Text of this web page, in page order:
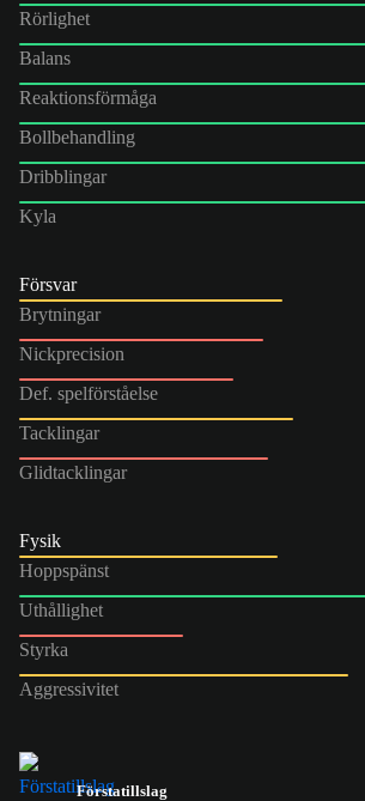
Rörlighet
Balans
Reaktionsförmåga
Bollbehandling
Dribblingar
Kyla
Försvar
Brytningar
Nickprecision
Def. spelförståelse
Tacklingar
Glidtacklingar
Fysik
Hoppspänst
Uthållighet
Styrka
Aggressivitet
Förstatillslag